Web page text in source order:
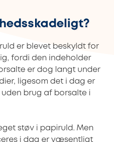
er blevet beskyldt for
fordi den indeholder
er dog langt under
ligesom det i dag er
brug af borsalte i
støv i papiruld. Men
i dag er væsentligt